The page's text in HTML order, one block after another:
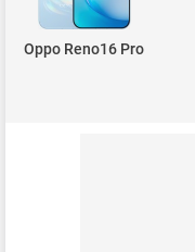
Oppo Reno16 Pro